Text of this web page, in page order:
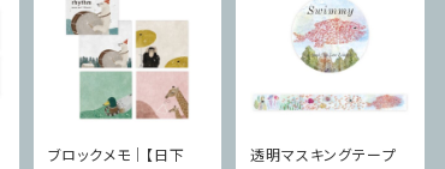
ブロックメモ｜【日下
透明マスキングテープ